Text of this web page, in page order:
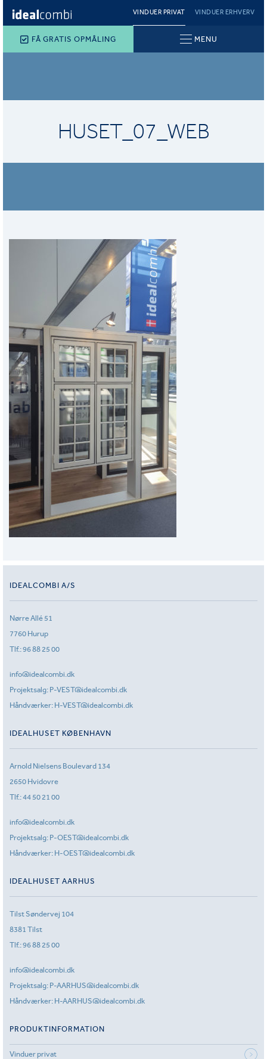
VINDUER PRIVAT VINDUER ERHVERV
FÅ GRATIS OPMÅLING MENU
HUSET_07_WEB
IDEALCOMBI A/S
Nørre Allé 51
7760 Hurup
Tlf.:96 88 25 00
info@idealcombi.dk
Projektsalg: P-VEST@idealcombi.dk
Håndværker: H-VEST@idealcombi.dk
IDEALHUSET KØBENHAVN
Arnold Nielsens Boulevard 134
2650 Hvidovre
Tlf.:44 50 21 00
info@idealcombi.dk
Projektsalg: P-OEST@idealcombi.dk
Håndværker: H-OEST@idealcombi.dk
IDEALHUSET AARHUS
Tilst Søndervej 104
8381 Tilst
Tlf.:96 88 25 00
info@idealcombi.dk
Projektsalg: P-AARHUS@idealcombi.dk
Håndværker: H-AARHUS@idealcombi.dk
PRODUKTINFORMATION
Vinduer privat